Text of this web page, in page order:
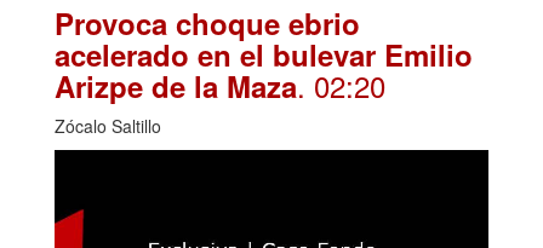
Provoca choque ebrio
acelerado en el bulevar Emilio
Arizpe de la Maza. 02:20
Zócalo Saltillo